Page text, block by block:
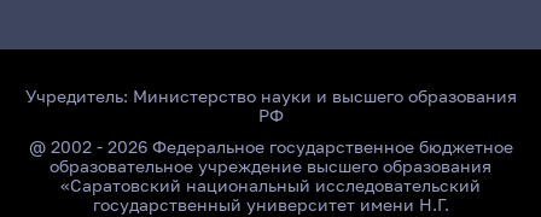
Учредитель: Министерство науки и высшего образования
РФ
@ 2002 - 2026 Федеральное государственное бюджетное
образовательное учреждение высшего образования
«Саратовский национальный исследовательский
государственный университет имени Н.Г.